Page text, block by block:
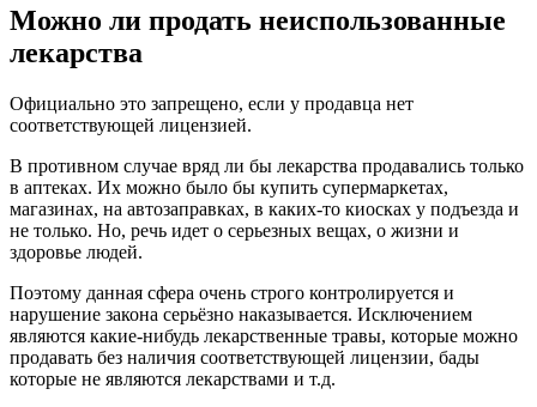
Можно ли продать неиспользованные
лекарства
Официально это запрещено, если у продавца нет
соответствующей лицензией.
В противном случае вряд ли бы лекарства продавались только
в аптеках. Их можно было бы купить супермаркетах,
магазинах, на автозаправках, в каких-то киосках у подъезда и
не только. Но, речь идет о серьезных вещах, о жизни и
здоровье людей.
Поэтому данная сфера очень строго контролируется и
нарушение закона серьёзно наказывается. Исключением
являются какие-нибудь лекарственные травы, которые можно
продавать без наличия соответствующей лицензии, бады
которые не являются лекарствами и т.д.